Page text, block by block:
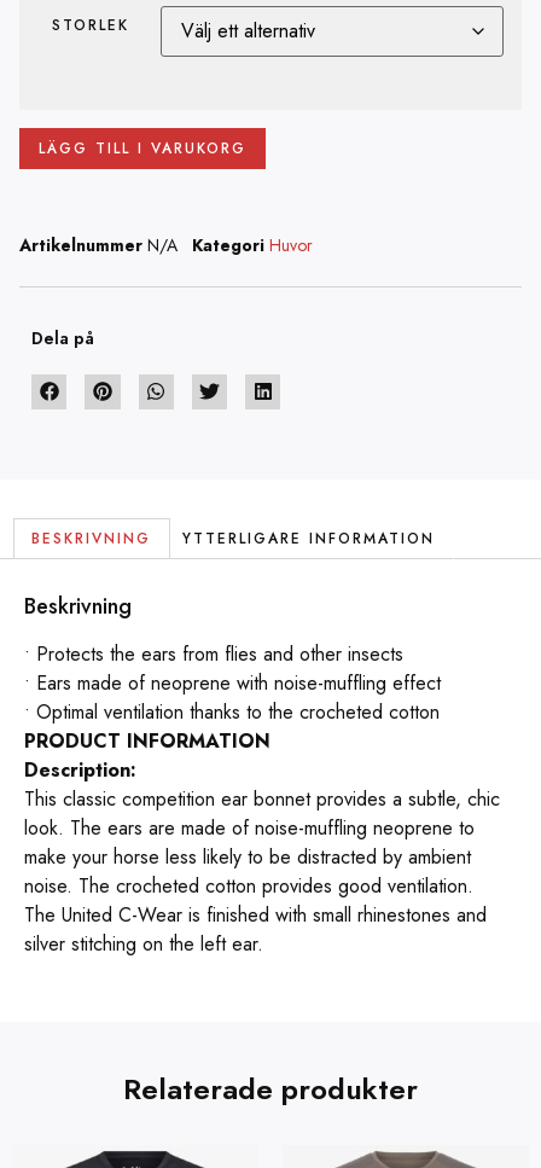
STORLEK
LÄGG TILL I VARUKORG
Artikelnummer N/A Kategori Huvor
Dela på
BESKRIVNING YTTERLIGARE INFORMATION
Beskrivning
• Protects the ears from flies and other insects
• Ears made of neoprene with noise-muffling effect
• Optimal ventilation thanks to the crocheted cotton
PRODUCT INFORMATION
Description:
This classic competition ear bonnet provides a subtle, chic
look. The ears are made of noise-muffling neoprene to
make your horse less likely to be distracted by ambient
noise. The crocheted cotton provides good ventilation.
The United C-Wear is finished with small rhinestones and
silver stitching on the left ear.
Relaterade produkter